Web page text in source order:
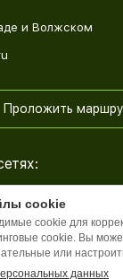
и Волжском
Проложить
cookie
cookie для
cookie. Вы
или
данных